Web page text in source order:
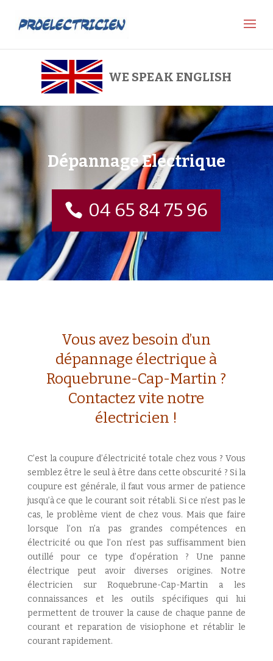
WE SPEAK ENGLISH
Dépannage Electrique
04 65 84 75 96
Vous avez besoin d’un
dépannage électrique à
Roquebrune-Cap-Martin ?
Contactez vite notre
électricien !
C’est la coupure d’électricité totale chez vous ? Vous
semblez être le seul à être dans cette obscurité ? Si la
coupure est générale, il faut vous armer de patience
jusqu’à ce que le courant soit rétabli. Si ce n’est pas le
cas, le problème vient de chez vous. Mais que faire
lorsque l’on n’a pas grandes compétences en
électricité ou que l’on n’est pas suffisamment bien
outillé pour ce type d’opération ? Une panne
électrique peut avoir diverses origines. Notre
électricien sur Roquebrune-Cap-Martin a les
connaissances et les outils spécifiques qui lui
permettent de trouver la cause de chaque panne de
courant et reparation de visiophone et rétablir le
courant rapidement.